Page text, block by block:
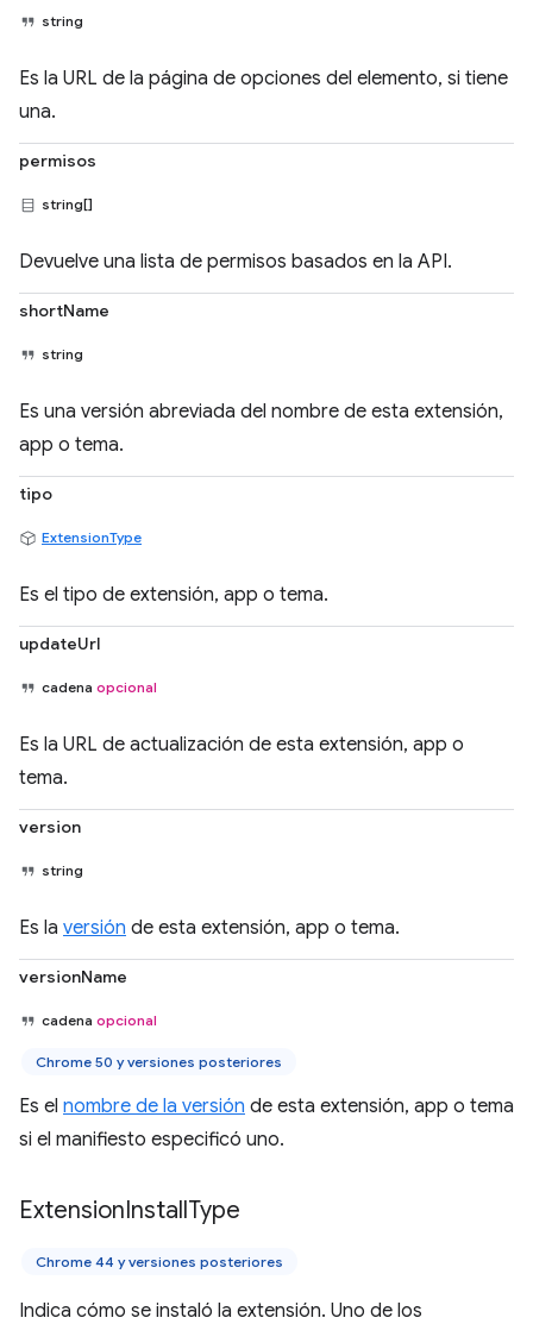
string
Es la URL de la página de opciones del elemento, si tiene
una.
permisos
string[]
Devuelve una lista de permisos basados en la API.
shortName
string
Es una versión abreviada del nombre de esta extensión,
app o tema.
tipo
ExtensionType
Es el tipo de extensión, app o tema.
updateUrl
cadena opcional
Es la URL de actualización de esta extensión, app o
tema.
version
string
Es la versión de esta extensión, app o tema.
versionName
cadena opcional
Chrome 50 y versiones posteriores
Es el nombre de la versión de esta extensión, app o tema
si el manifiesto especificó uno.
ExtensionInstallType
Chrome 44 y versiones posteriores
Indica cómo se instaló la extensión. Uno de los